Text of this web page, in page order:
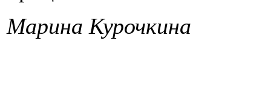
Марина Курочкина